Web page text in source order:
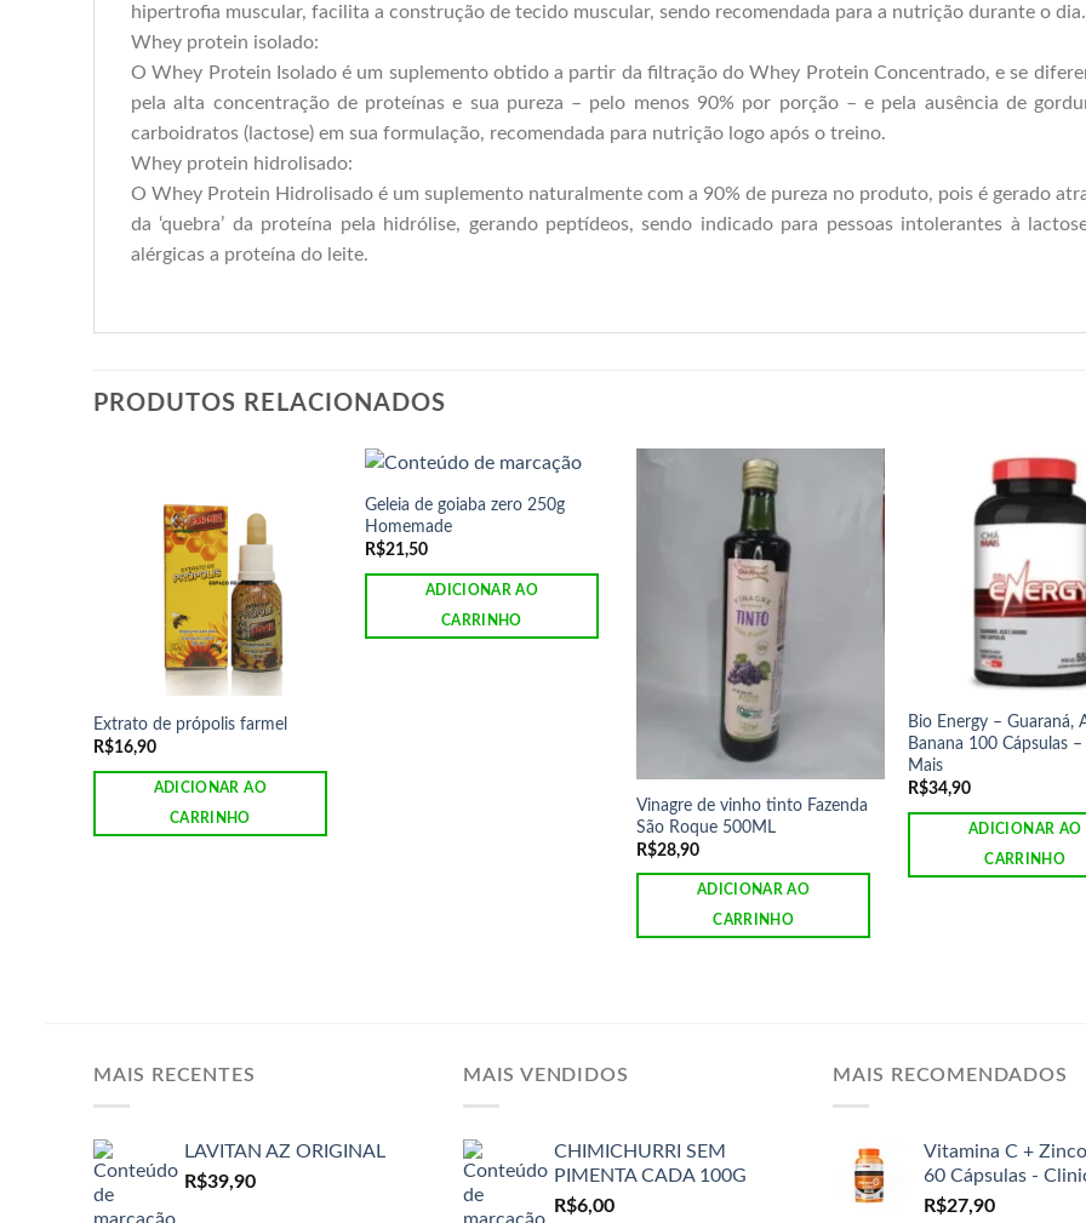
hipertrofia muscular, facilita a construção de tecido muscular, sendo recomendada para a nutrição durante o dia.
Whey protein isolado:
O Whey Protein Isolado é um suplemento obtido a partir da filtração do Whey Protein Concentrado, e se
pela alta concentração de proteínas e sua pureza – pelo menos 90% por porção – e pela ausência de
carboidratos (lactose) em sua formulação, recomendada para nutrição logo após o treino.
Whey protein hidrolisado:
O Whey Protein Hidrolisado é um suplemento naturalmente com a 90% de pureza no produto, pois é gerado
da ‘quebra’ da proteína pela hidrólise, gerando peptídeos, sendo indicado para pessoas intolerantes à
alérgicas a proteína do leite.
PRODUTOS RELACIONADOS
Extrato de própolis farmel
R$16,90
ADICIONAR AO
CARRINHO
Geleia de goiaba zero 250g
Homemade
R$21,50
ADICIONAR AO
CARRINHO
Vinagre de vinho tinto Fazenda
São Roque 500ML
R$28,90
ADICIONAR AO
CARRINHO
Bio Energy – Guaraná,
Banana 100 Cápsulas –
Mais
R$34,90
ADICIONAR AO
CARRINHO
MAIS RECENTES
LAVITAN AZ ORIGINAL
R$39,90
MAIS VENDIDOS
CHIMICHURRI SEM
PIMENTA CADA 100G
R$6,00
MAIS RECOMENDADOS
Vitamina C +
60 Cápsulas -
R$27,90